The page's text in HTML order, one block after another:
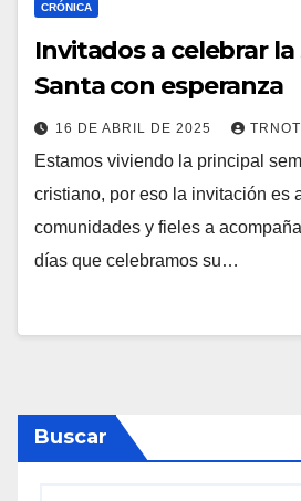
CRÓNICA
Invitados a celebrar la
Santa con esperanza
16 DE ABRIL DE 2025
Estamos viviendo la principal
cristiano, por eso la invitación es
comunidades y fieles a
días que celebramos su…
Buscar